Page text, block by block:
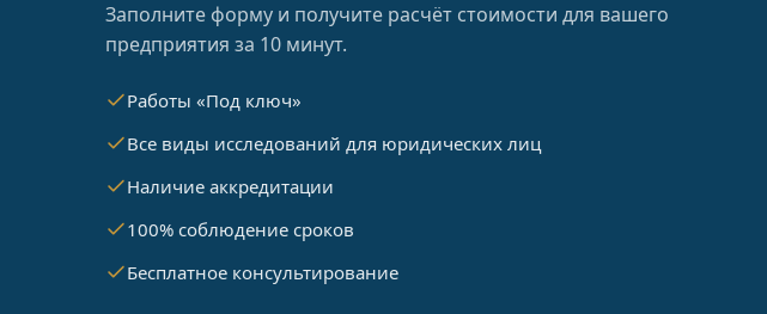
Заполните форму и получите расчёт стоимости для вашего
предприятия за 10 минут.
Работы «Под ключ»
Все виды исследований для юридических лиц
Наличие аккредитации
100% соблюдение сроков
Бесплатное консультирование